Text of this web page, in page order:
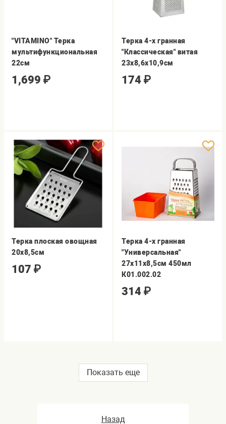
"VITAMINO" Терка
мультифункциональная
22см
1,699 ₽
Терка 4-х гранная
"Классическая" витая
23х8,6х10,9см
174 ₽
Терка плоская овощная
20х8,5см
107 ₽
Терка 4-х гранная
"Универсальная"
27х11х8,5см 450мл
К01.002.02
314 ₽
Показать еще
Назад